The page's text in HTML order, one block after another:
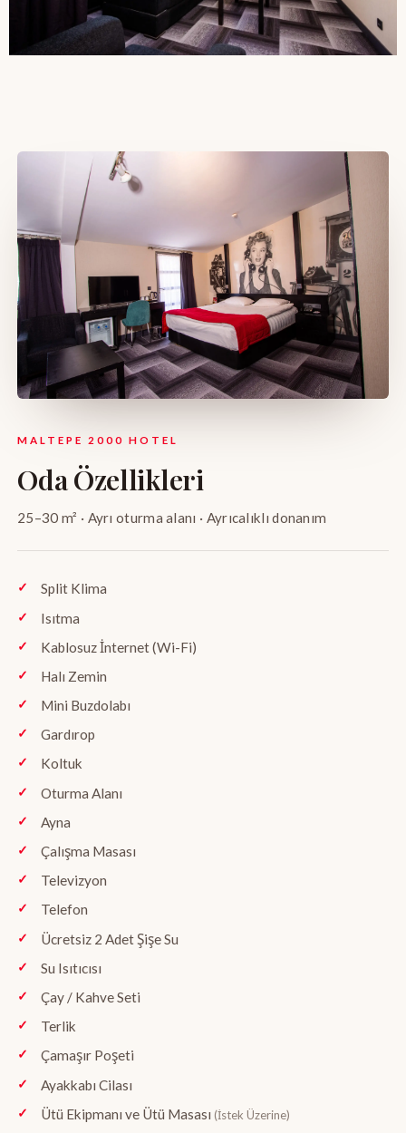
MALTEPE 2000 HOTEL
Oda Özellikleri
25–30 m² · Ayrı oturma alanı · Ayrıcalıklı donanım
Split Klima
Isıtma
Kablosuz İnternet (Wi-Fi)
Halı Zemin
Mini Buzdolabı
Gardırop
Koltuk
Oturma Alanı
Ayna
Çalışma Masası
Televizyon
Telefon
Ücretsiz 2 Adet Şişe Su
Su Isıtıcısı
Çay / Kahve Seti
Terlik
Çamaşır Poşeti
Ayakkabı Cilası
Ütü Ekipmanı ve Ütü Masası (İstek Üzerine)